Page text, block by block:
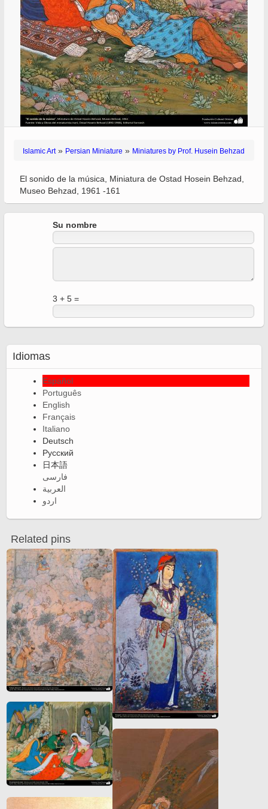
Islamic Art» Persian Miniature » Miniatures by Prof. Husein Behzad
El sonido de la música, Miniatura de Ostad Hosein Behzad,
Museo Behzad, 1961 -161
Su nombre
3 + 5 =
Idiomas
Español
Português
English
Français
Italiano
Deutsch
Русский
日本語
فارسی
العربية
اردو
Related pins